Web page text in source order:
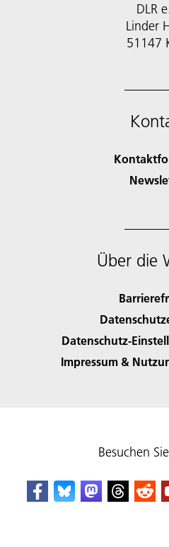
DLR
Linder
51147
Über die
Datenschutz-
Impressum &
Besuchen